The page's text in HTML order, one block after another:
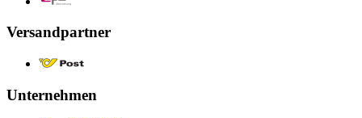
Versandpartner
Unternehmen